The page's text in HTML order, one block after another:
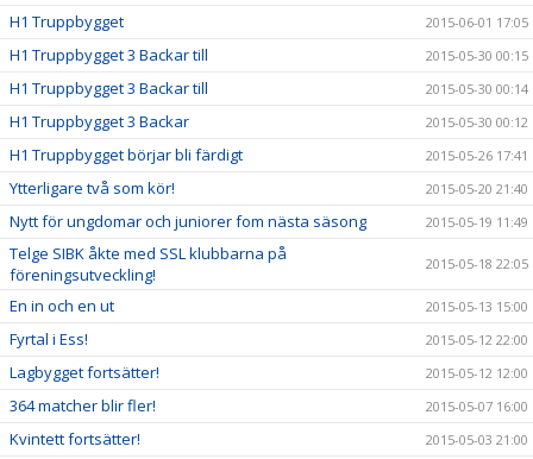
H1 Truppbygget 2015-06-01 17:05
H1 Truppbygget 3 Backar till 2015-05-30 00:15
H1 Truppbygget 3 Backar till 2015-05-30 00:14
H1 Truppbygget 3 Backar 2015-05-30 00:12
H1 Truppbygget börjar bli färdigt 2015-05-26 17:41
Ytterligare två som kör! 2015-05-20 21:40
Nytt för ungdomar och juniorer fom nästa säsong 2015-05-19 11:49
Telge SIBK åkte med SSL klubbarna på
föreningsutveckling!
2015-05-18 22:05
En in och en ut 2015-05-13 15:00
Fyrtal i Ess! 2015-05-12 22:00
Lagbygget fortsätter! 2015-05-12 12:00
364 matcher blir fler! 2015-05-07 16:00
Kvintett fortsätter! 2015-05-03 21:00